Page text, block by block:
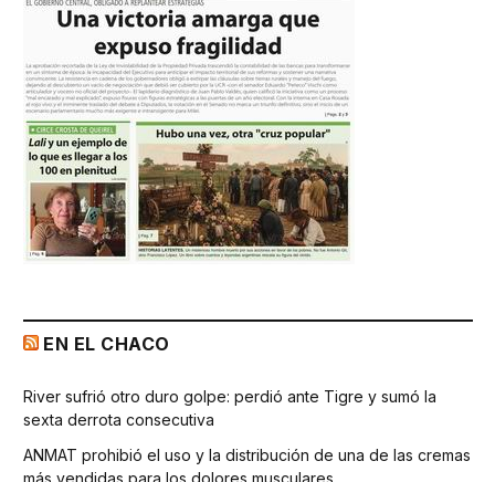
EN EL CHACO
River sufrió otro duro golpe: perdió ante Tigre y sumó la
sexta derrota consecutiva
ANMAT prohibió el uso y la distribución de una de las cremas
más vendidas para los dolores musculares